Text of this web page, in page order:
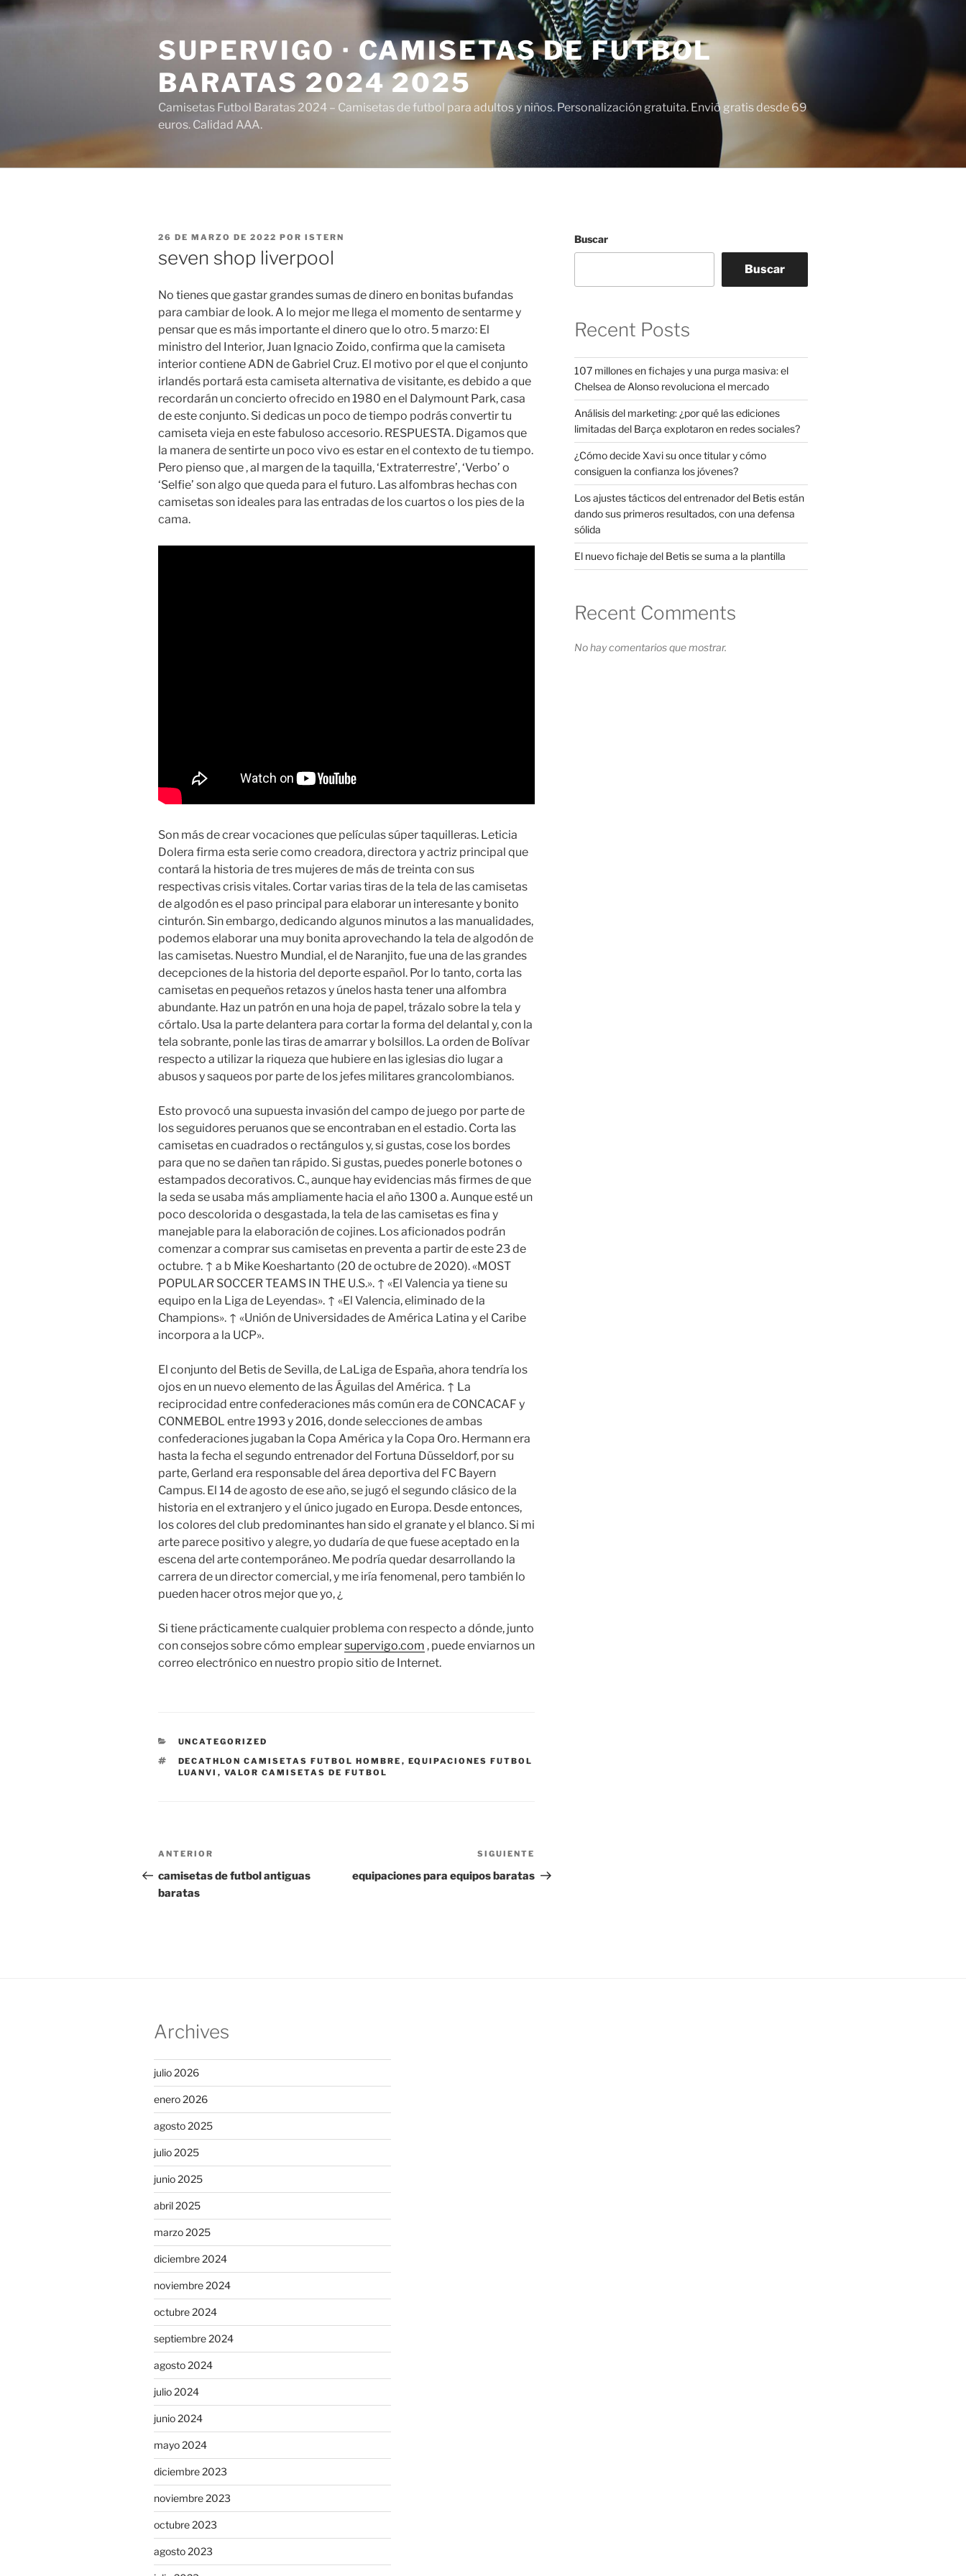
Saltar
al
SUPERVIGO · CAMISETAS DE FUTBOL
BARATAS 2024 2025
Camisetas Futbol Baratas 2024 – Camisetas de futbol para adultos y niños. Personalización gratuita. Envió gratis desde 69
euros. Calidad AAA.
PUBLICADO
26 DE MARZO DE 2022 POR ISTERN
seven shop liverpool
No tienes que gastar grandes sumas de dinero en bonitas bufandas
para cambiar de look. A lo mejor me llega el momento de sentarme y
pensar que es más importante el dinero que lo otro. 5 marzo: El
ministro del Interior, Juan Ignacio Zoido, confirma que la camiseta
interior contiene ADN de Gabriel Cruz. El motivo por el que el conjunto
irlandés portará esta camiseta alternativa de visitante, es debido a que
recordarán un concierto ofrecido en 1980 en el Dalymount Park, casa
de este conjunto. Si dedicas un poco de tiempo podrás convertir tu
camiseta vieja en este fabuloso accesorio. RESPUESTA. Digamos que
la manera de sentirte un poco vivo es estar en el contexto de tu tiempo.
Pero pienso que , al margen de la taquilla, ‘Extraterrestre’, ‘Verbo’ o
‘Selfie’ son algo que queda para el futuro. Las alfombras hechas con
camisetas son ideales para las entradas de los cuartos o los pies de la
cama.
Son más de crear vocaciones que películas súper taquilleras. Leticia
Dolera firma esta serie como creadora, directora y actriz principal que
contará la historia de tres mujeres de más de treinta con sus
respectivas crisis vitales. Cortar varias tiras de la tela de las camisetas
de algodón es el paso principal para elaborar un interesante y bonito
cinturón. Sin embargo, dedicando algunos minutos a las manualidades,
podemos elaborar una muy bonita aprovechando la tela de algodón de
las camisetas. Nuestro Mundial, el de Naranjito, fue una de las grandes
decepciones de la historia del deporte español. Por lo tanto, corta las
camisetas en pequeños retazos y únelos hasta tener una alfombra
abundante. Haz un patrón en una hoja de papel, trázalo sobre la tela y
córtalo. Usa la parte delantera para cortar la forma del delantal y, con la
tela sobrante, ponle las tiras de amarrar y bolsillos. La orden de Bolívar
respecto a utilizar la riqueza que hubiere en las iglesias dio lugar a
abusos y saqueos por parte de los jefes militares grancolombianos.
Esto provocó una supuesta invasión del campo de juego por parte de
los seguidores peruanos que se encontraban en el estadio. Corta las
camisetas en cuadrados o rectángulos y, si gustas, cose los bordes
para que no se dañen tan rápido. Si gustas, puedes ponerle botones o
estampados decorativos. C., aunque hay evidencias más firmes de que
la seda se usaba más ampliamente hacia el año 1300 a. Aunque esté un
poco descolorida o desgastada, la tela de las camisetas es fina y
manejable para la elaboración de cojines. Los aficionados podrán
comenzar a comprar sus camisetas en preventa a partir de este 23 de
octubre. ↑ a b Mike Koeshartanto (20 de octubre de 2020). «MOST
POPULAR SOCCER TEAMS IN THE U.S.». ↑ «El Valencia ya tiene su
equipo en la Liga de Leyendas». ↑ «El Valencia, eliminado de la
Champions». ↑ «Unión de Universidades de América Latina y el Caribe
incorpora a la UCP».
El conjunto del Betis de Sevilla, de LaLiga de España, ahora tendría los
ojos en un nuevo elemento de las Águilas del América. ↑ La
reciprocidad entre confederaciones más común era de CONCACAF y
CONMEBOL entre 1993 y 2016, donde selecciones de ambas
confederaciones jugaban la Copa América y la Copa Oro. Hermann era
hasta la fecha el segundo entrenador del Fortuna Düsseldorf, por su
parte, Gerland era responsable del área deportiva del FC Bayern
Campus. El 14 de agosto de ese año, se jugó el segundo clásico de la
historia en el extranjero y el único jugado en Europa. Desde entonces,
los colores del club predominantes han sido el granate y el blanco. Si mi
arte parece positivo y alegre, yo dudaría de que fuese aceptado en la
escena del arte contemporáneo. Me podría quedar desarrollando la
carrera de un director comercial, y me iría fenomenal, pero también lo
pueden hacer otros mejor que yo, ¿
Si tiene prácticamente cualquier problema con respecto a dónde, junto
con consejos sobre cómo emplearsupervigo.com , puede enviarnos un
correo electrónico en nuestro propio sitio de Internet.
CATEGORÍAS
UNCATEGORIZED
ETIQUETAS
DECATHLON CAMISETAS FUTBOL HOMBRE , EQUIPACIONES FUTBOL
LUANVI , VALOR CAMISETAS DE FUTBOL
Navegación
de
entradas
Entrada
anterior:
ANTERIOR
camisetas de futbol antiguas
baratas
entrada
SIGUIENTE
equipaciones para equipos baratas
Buscar
Buscar
Recent Posts
107 millones en fichajes y una purga masiva: el
Chelsea de Alonso revoluciona el mercado
Análisis del marketing: ¿por qué las ediciones
limitadas del Barça explotaron en redes sociales?
¿Cómo decide Xavi su once titular y cómo
consiguen la confianza los jóvenes?
Los ajustes tácticos del entrenador del Betis están
dando sus primeros resultados, con una defensa
sólida
El nuevo fichaje del Betis se suma a la plantilla
Recent Comments
No hay comentarios que mostrar.
Archives
julio 2026
enero 2026
agosto 2025
julio 2025
junio 2025
abril 2025
marzo 2025
diciembre 2024
noviembre 2024
octubre 2024
septiembre 2024
agosto 2024
julio 2024
junio 2024
mayo 2024
diciembre 2023
noviembre 2023
octubre 2023
agosto 2023